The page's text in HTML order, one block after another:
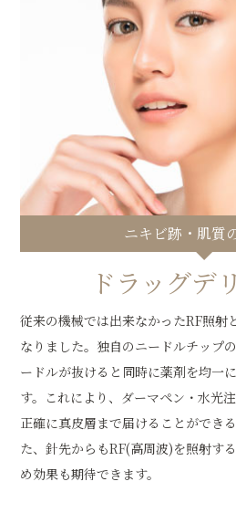
ニキビ跡・肌質
ドラッグデ
従来の機械では出来なかったRF照射
なりました。独自のニードルチップ
ードルが抜けると同時に薬剤を均一
す。これにより、ダーマペン・水光
正確に真皮層まで届けることができ
た、針先からもRF(高周波)を照射す
め効果も期待できます。